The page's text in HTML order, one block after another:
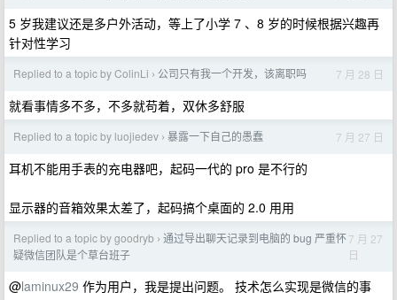
5 岁我建议还是多户外活动，等上了小学 7 、8 岁的时候根据兴趣再
针对性学习
Replied to a topic by ColinLi › 公司只有我一个开发，该离职吗 7 月 28 日
就看事情多不多，不多就苟着，双休多舒服
Replied to a topic by luojiedev › 暴露一下自己的愚蠢 7 月 27 日
耳机不能用手表的充电器吧，起码一代的 pro 是不行的
显示器的音箱效果太差了，起码搞个桌面的 2.0 用用
Replied to a topic by goodryb › 通过导出聊天记录到电脑的 bug 严重怀
疑微信团队是个草台班子
7 月 27
日
@laminux29 作为用户，我是提出问题。 技术怎么实现是微信的事